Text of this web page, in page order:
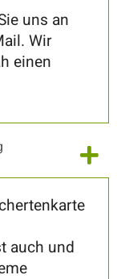
uns an
Wir
einen
auch und